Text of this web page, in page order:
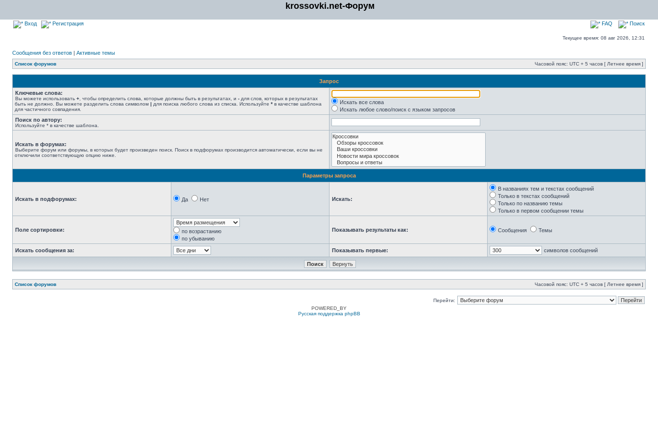
krossovki.net-Форум
Вход Регистрация FAQ Поиск
Текущее время: 08 авг 2026, 12:31
Сообщения без ответов | Активные темы
Список форумов Часовой пояс: UTC + 5 часов [ Летнее время ]
Запрос
Ключевые слова:
Вы можете использовать + , чтобы определить слова, которые должны быть в результатах, и - для слов, которых в результатах
быть не должно. Вы можете разделить слова символом | для поиска любого слова из списка. Используйте * в качестве шаблона
для частичного совпадения.
Искать все слова
Искать любое слово/поиск с языком запросов
Поиск по автору:
Используйте * в качестве шаблона.
Искать в форумах:
Выберите форум или форумы, в которых будет произведен поиск. Поиск в подфорумах производится автоматически, если вы не
отключили соответствующую опцию ниже.
Параметры запроса
Искать в подфорумах: Да Нет Искать:
В названиях тем и текстах сообщений
Только в текстах сообщений
Только по названию темы
Только в первом сообщении темы
Поле сортировки:
по возрастанию
по убыванию
Показывать результаты как: Сообщения Темы
Искать сообщения за: Показывать первые: символов сообщений
Список форумов Часовой пояс: UTC + 5 часов [ Летнее время ]
Перейти:
POWERED_BY
Русская поддержка phpBB